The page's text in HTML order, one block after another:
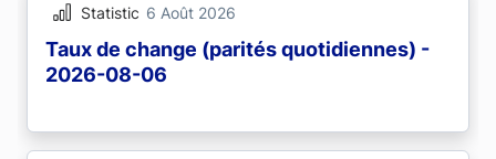
Statistic 6 Août 2026
Taux de change (parités quotidiennes) -
2026-08-06